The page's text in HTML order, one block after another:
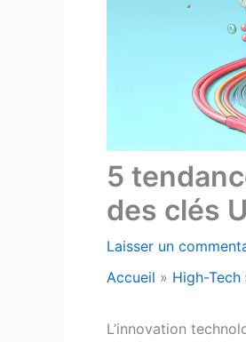
5
des clés
Laisser un
Accueil
High-Tech
L’innovation